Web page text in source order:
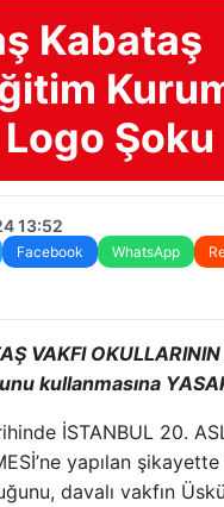
Kabataş
Şoku
13:52
Facebook WhatsApp
VAKFI
kullanmasına
İSTANBUL 20.
yapılan
davalı vakfın